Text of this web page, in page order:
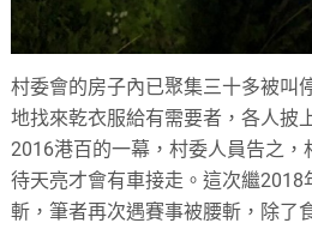
村委會的房子內已聚集三十多被叫
地找來乾衣服給有需要者，各人披
2016港百的一幕，村委人員告之，
待天亮才會有車接走。這次繼2018
斬，筆者再次遇賽事被腰斬，除了